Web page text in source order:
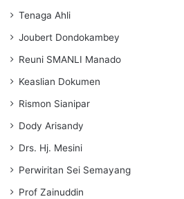
Tenaga Ahli
Joubert Dondokambey
Reuni SMANLI Manado
Keaslian Dokumen
Rismon Sianipar
Dody Arisandy
Drs. Hj. Mesini
Perwiritan Sei Semayang
Prof Zainuddin